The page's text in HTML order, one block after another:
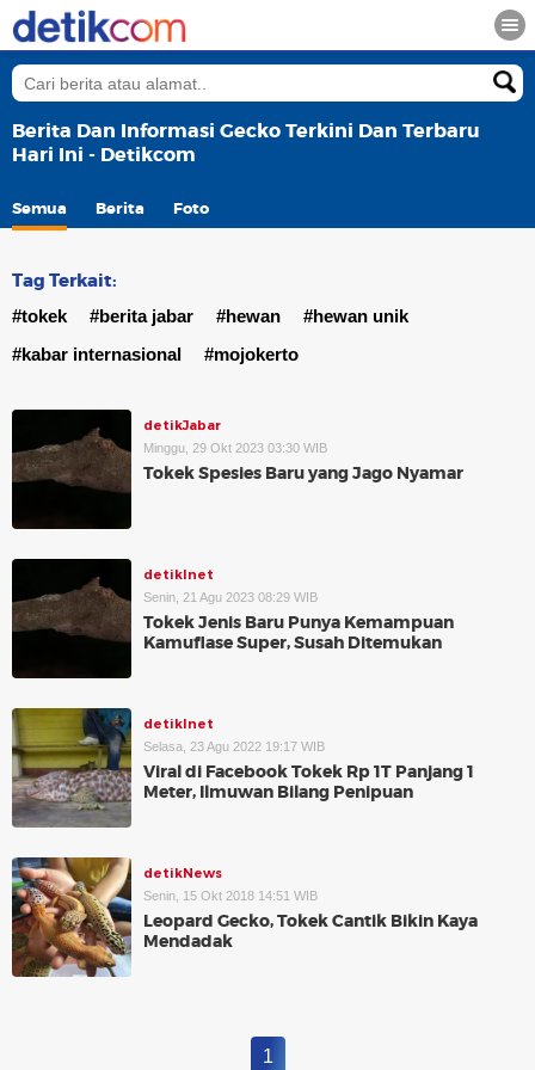
Berita Dan Informasi Gecko Terkini Dan Terbaru
Hari Ini - Detikcom
Semua Berita Foto
Tag Terkait:
#tokek #berita jabar #hewan
#hewan unik
#kabar internasional
#mojokerto
detikJabar
Minggu, 29 Okt 2023 03:30 WIB
Tokek Spesies Baru yang Jago Nyamar
detikInet
Senin, 21 Agu 2023 08:29 WIB
Tokek Jenis Baru Punya Kemampuan
Kamuflase Super, Susah Ditemukan
detikInet
Selasa, 23 Agu 2022 19:17 WIB
Viral di Facebook Tokek Rp 1T Panjang 1
Meter, Ilmuwan Bilang Penipuan
detikNews
Senin, 15 Okt 2018 14:51 WIB
Leopard Gecko, Tokek Cantik Bikin Kaya
Mendadak
1